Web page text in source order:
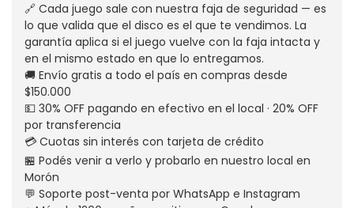
🔗 Cada juego sale con nuestra faja de seguridad — es
lo que valida que el disco es el que te vendimos. La
garantía aplica si el juego vuelve con la faja intacta y
en el mismo estado en que lo entregamos.
🚚 Envío gratis a todo el país en compras desde
$150.000
💵 30% OFF pagando en efectivo en el local · 20% OFF
por transferencia
💳 Cuotas sin interés con tarjeta de crédito
🏪 Podés venir a verlo y probarlo en nuestro local en
Morón
💬 Soporte post-venta por WhatsApp e Instagram